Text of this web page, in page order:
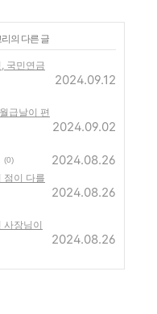
의 다른 글
국민연금
2024.09.12
급날이 편
2024.09.02
(0) 2024.08.26
점이 다를
2024.08.26
사장님이
2024.08.26